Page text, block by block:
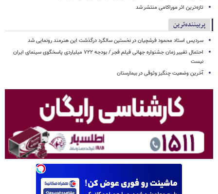
تازه‌ترین اثر موراکامی منتشر شد
پربیننده‌ترین
سردیس استاد محمود فرشچیان در نخستین سالگرد درگذشت این هنرمند رونمایی شد
احتمال تغییر زمان جشنواره جهانی فیلم فجر / بودجه ۷۲۲ میلیاردی پاسخگوی سینمای ایران
نیست
آخرین وضعیت چنگیز وثوقی در بیمارستان